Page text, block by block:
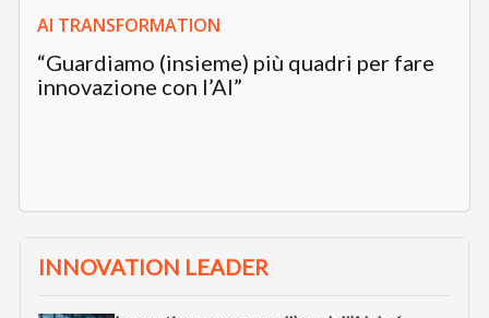
AI TRANSFORMATION
“Guardiamo (insieme) più quadri per fare
innovazione con l’AI”
INNOVATION LEADER